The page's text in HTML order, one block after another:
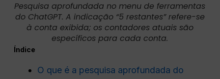
Pesquisa aprofundada no menu de ferramentas
do ChatGPT. A indicação “5 restantes” refere-se
à conta exibida; os contadores atuais são
específicos para cada conta.
Índice
O que é a pesquisa aprofundada do